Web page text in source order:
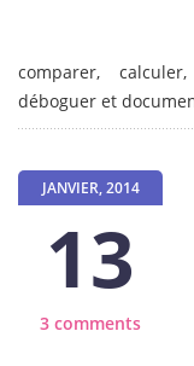
comparer,
déboguer et
JANVIER, 2014
13
3 comments